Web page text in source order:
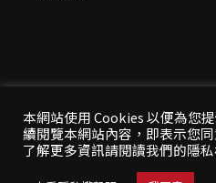
© 2026 年聯經出版：思
All Rights Reserved | 本站台
意請勿作任何形式
本網站使用 Cookies 以便為您
續閱覽本網站內容，即表示您
了解更多資訊請閱讀我們的隱私